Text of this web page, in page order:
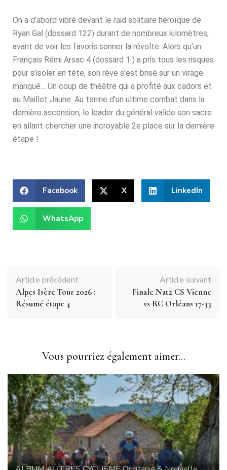
On a d’abord vibré devant le raid solitaire héroïque de
Ryan Gal (dossard 122) durant de nombreux kilomètres,
avant de voir les favoris sonner la révolte. Alors qu’un
Français Rémi Arsac 4 (dossard 1 ) a pris tous les risques
pour s’isoler en tête, son rêve s’est brisé sur un virage
manqué… Un coup de théâtre qui a profité aux cadors et
au Maillot Jaune. Au terme d’un ultime combat dans la
dernière ascension, le leader du général valide son sacre
en allant chercher une incroyable 2e place sur la dernière
étape !
Facebook X LinkedIn
WhatsApp
Article précédent
Alpes Isère Tour 2026 :
Résumé étape 4
Article suivant
Finale Nat2 CS Vienne
vs RC Orléans 17-33
Vous pourriez également aimer...